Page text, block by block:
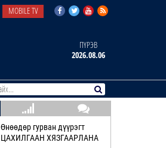
MOBILE TV
ПҮРЭВ
2026.08.06
Өнөөдөр гурван дүүрэгт
ЦАХИЛГААН ХЯЗГААРЛАНА